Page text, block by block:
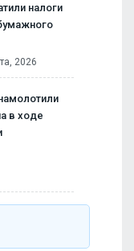
налоги
2026
в ходе